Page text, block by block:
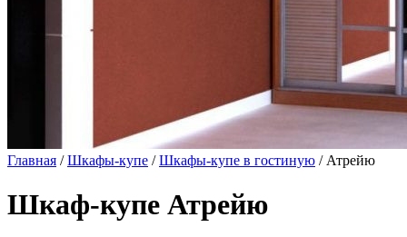
Главная /Шкафы-купе /Шкафы-купе в гостиную / Атрейю
Шкаф-купе Атрейю